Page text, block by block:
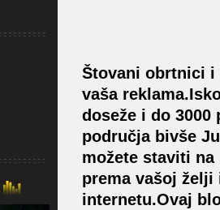
Štovani obrtnici i
vaša
doseže i do
područja bivše
možete staviti
prema vašoj
internetu.Ovaj